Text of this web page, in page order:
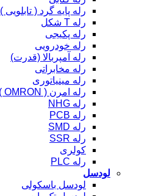
رله پایه گرد ( تابلویی )
رله T شکل
رله پکیجی
رله خودرویی
رله آمپربالا (قدرت)
رله مخابراتی
رله مینیاتوری
رله امرن ( OMRON )
رله NHG
رله PCB
رله SMD
رله SSR
کولری
رله PLC
لودسل
لودسل باسکولی